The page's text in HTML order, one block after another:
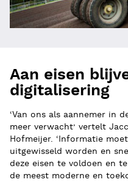
Aan eisen
digitalisering
‘Van ons als aannemer in
meer verwacht’ vertelt
Hofmeijer. ‘Informatie
uitgewisseld worden en
deze eisen te voldoen en
de meest moderne en